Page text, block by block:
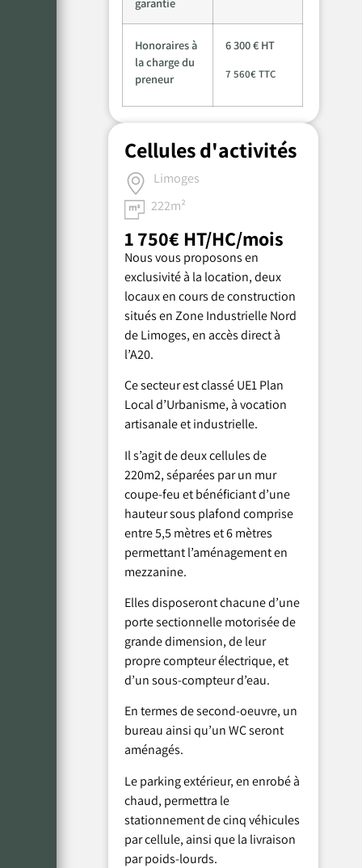
Honoraires à
la charge du
preneur
6 300 € HT
7 560€ TTC
Cellules d'activités
Limoges
222m²
1 750€ HT/HC/mois
Nous vous proposons en
exclusivité à la location, deux
locaux en cours de construction
situés en Zone Industrielle Nord
de Limoges,en accès direct à
l’A20.
Ce secteur est classé UE1 Plan
Local d’Urbanisme, à vocation
artisanale et industrielle.
Il s’agit de deux cellules de
220m2, séparées par un mur
coupe-feu et bénéficiant d’une
hauteur sous plafond comprise
entre 5,5 mètres et 6 mètres
permettant l’aménagement en
mezzanine.
Elles disposeront chacune d’une
porte sectionnelle motorisée de
grande dimension, de leur
propre compteur électrique, et
d’un sous-compteur d’eau.
En termes de second-oeuvre, un
bureau ainsi qu’un WC seront
aménagés.
Le parking extérieur, en enrobé à
chaud, permettra le
stationnement de cinq véhicules
par cellule, ainsi que la livraison
par poids-lourds.